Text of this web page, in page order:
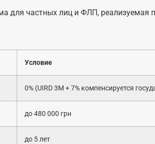
для частных лиц и ФЛП,
Условие
0% (UIRD 3M + 7% компенсируется
до 480 000 грн
до 5 лет